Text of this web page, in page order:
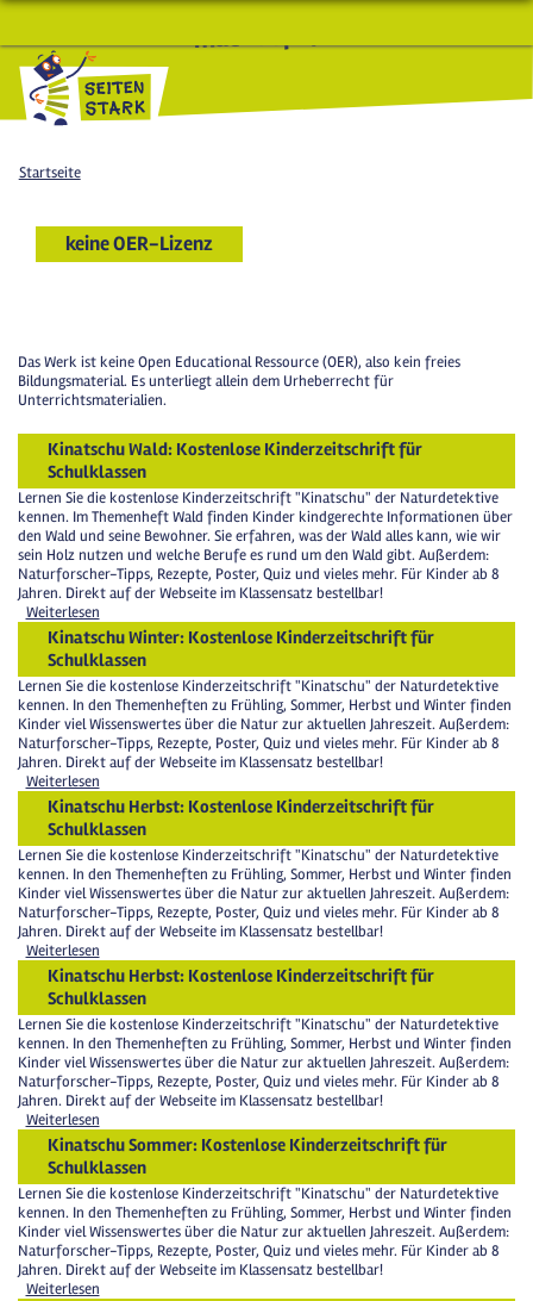
macht Spaß und schlau
Startseite
keine OER-Lizenz
Das Werk ist keine Open Educational Ressource (OER), also kein freies
Bildungsmaterial. Es unterliegt allein dem Urheberrecht für
Unterrichtsmaterialien.
Kinatschu Wald: Kostenlose Kinderzeitschrift für
Schulklassen
Lernen Sie die kostenlose Kinderzeitschrift "Kinatschu" der Naturdetektive
kennen. Im Themenheft Wald finden Kinder kindgerechte Informationen über
den Wald und seine Bewohner. Sie erfahren, was der Wald alles kann, wie wir
sein Holz nutzen und welche Berufe es rund um den Wald gibt. Außerdem:
Naturforscher-Tipps, Rezepte, Poster, Quiz und vieles mehr. Für Kinder ab 8
Jahren. Direkt auf der Webseite im Klassensatz bestellbar!
Weiterlesen
Kinatschu Winter: Kostenlose Kinderzeitschrift für
Schulklassen
Lernen Sie die kostenlose Kinderzeitschrift "Kinatschu" der Naturdetektive
kennen. In den Themenheften zu Frühling, Sommer, Herbst und Winter finden
Kinder viel Wissenswertes über die Natur zur aktuellen Jahreszeit. Außerdem:
Naturforscher-Tipps, Rezepte, Poster, Quiz und vieles mehr. Für Kinder ab 8
Jahren. Direkt auf der Webseite im Klassensatz bestellbar!
Weiterlesen
Kinatschu Herbst: Kostenlose Kinderzeitschrift für
Schulklassen
Lernen Sie die kostenlose Kinderzeitschrift "Kinatschu" der Naturdetektive
kennen. In den Themenheften zu Frühling, Sommer, Herbst und Winter finden
Kinder viel Wissenswertes über die Natur zur aktuellen Jahreszeit. Außerdem:
Naturforscher-Tipps, Rezepte, Poster, Quiz und vieles mehr. Für Kinder ab 8
Jahren. Direkt auf der Webseite im Klassensatz bestellbar!
Weiterlesen
Kinatschu Herbst: Kostenlose Kinderzeitschrift für
Schulklassen
Lernen Sie die kostenlose Kinderzeitschrift "Kinatschu" der Naturdetektive
kennen. In den Themenheften zu Frühling, Sommer, Herbst und Winter finden
Kinder viel Wissenswertes über die Natur zur aktuellen Jahreszeit. Außerdem:
Naturforscher-Tipps, Rezepte, Poster, Quiz und vieles mehr. Für Kinder ab 8
Jahren. Direkt auf der Webseite im Klassensatz bestellbar!
Weiterlesen
Kinatschu Sommer: Kostenlose Kinderzeitschrift für
Schulklassen
Lernen Sie die kostenlose Kinderzeitschrift "Kinatschu" der Naturdetektive
kennen. In den Themenheften zu Frühling, Sommer, Herbst und Winter finden
Kinder viel Wissenswertes über die Natur zur aktuellen Jahreszeit. Außerdem:
Naturforscher-Tipps, Rezepte, Poster, Quiz und vieles mehr. Für Kinder ab 8
Jahren. Direkt auf der Webseite im Klassensatz bestellbar!
Weiterlesen